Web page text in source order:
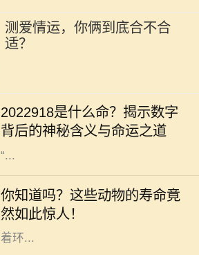
测爱情运，你俩到底合不合
适？
2022918是什么命？揭示数字
背后的神秘含义与命运之道
有着千丝万缕的联系。尤其是某些特
定的数字，常常被赋予特殊的意义和
象征。今天，我们就来深入探讨一下
“...
你知道吗？这些动物的寿命竟
然如此惊人！
在自然界中，各种动物以不同的方式
生存着，而其中一些小生命却拥有令
人惊叹的长寿。在地球的丰富生态
中，每一种动物都以自己的方式适应
着环...
在中国传统文化中，生肖和五行的组